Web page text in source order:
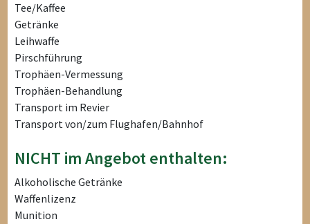
Tee/Kaffee
Getränke
Leihwaffe
Pirschführung
Trophäen-Vermessung
Trophäen-Behandlung
Transport im Revier
Transport von/zum Flughafen/Bahnhof
NICHT im Angebot enthalten:
Alkoholische Getränke
Waffenlizenz
Munition